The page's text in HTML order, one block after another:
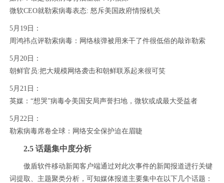
微软CEO就勒索病毒表态: 怒斥美国政府情报机关
5月19日：
周鸿祎点评勒索病毒：网络核弹被用来干了件很低俗的敲诈勒索
5月20日：
朝鲜官员:把大规模网络袭击和朝鲜联系起来很可笑
5月21日：
英媒：“想哭”病毒令美国安局声誉扫地，微软或成最大受益者
5月22日：
勒索病毒席卷全球：网络安全保护迫在眉睫
2.5 话题集中度分析
傲盾软件移动新闻客户端通过对此次事件的新闻报道进行关键
词提取、主题聚类分析，可知媒体报道主要集中在以下几个话题：